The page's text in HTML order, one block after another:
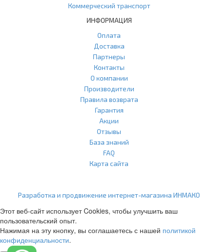
Коммерческий транспорт
ИНФОРМАЦИЯ
Оплата
Доставка
Партнеры
Контакты
О компании
Производители
Правила возврата
Гарантия
Акции
Отзывы
База знаний
FAQ
Карта сайта
Разработка и продвижение интернет-магазина ИНМАКО
Этот веб-сайт использует Cookies, чтобы улучшить ваш
пользовательский опыт.
Нажимая на эту кнопку, вы соглашаетесь с нашей политикой
конфиденциальности.